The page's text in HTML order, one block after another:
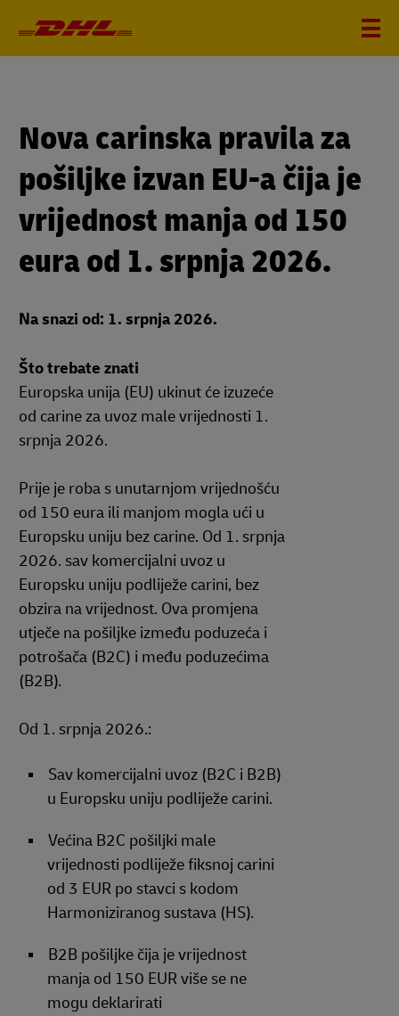
Nova carinska pravila za
pošiljke izvan EU-a čija je
vrijednost manja od 150
eura od 1. srpnja 2026.
Na snazi od: 1. srpnja 2026.
Što trebate znati
Europska unija (EU) ukinut će izuzeće
od carine za uvoz male vrijednosti 1.
srpnja 2026.
Prije je roba s unutarnjom vrijednošću
od 150 eura ili manjom mogla ući u
Europsku uniju bez carine. Od 1. srpnja
2026. sav komercijalni uvoz u
Europsku uniju podliježe carini, bez
obzira na vrijednost. Ova promjena
utječe na pošiljke između poduzeća i
potrošača (B2C) i među poduzećima
(B2B).
Od 1. srpnja 2026.:
Sav komercijalni uvoz (B2C i B2B)
u Europsku uniju podliježe carini.
Većina B2C pošiljki male
vrijednosti podliježe fiksnoj carini
od 3 EUR po stavci s kodom
Harmoniziranog sustava (HS).
B2B pošiljke čija je vrijednost
manja od 150 EUR više se ne
mogu deklarirati